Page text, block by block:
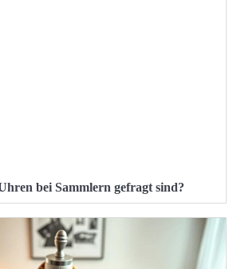
bei Sammlern gefragt sind?